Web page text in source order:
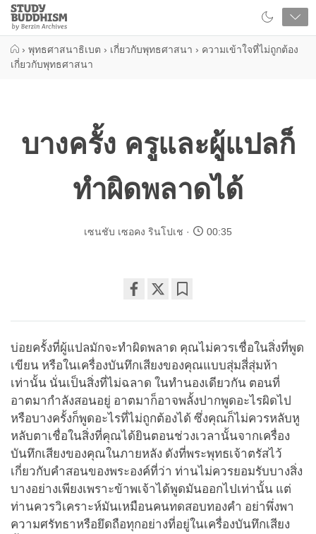
Close
Study
Buddhism
› พุทธศาสนาธิเบต › เกี่ยวกับพุทธศาสนา › ความเข้าใจที่ไม่ถูกต้อง
เกี่ยวกับพุทธศาสนา
บางครั้ง ครูและผู้แปลก็
ทำผิดพลาดได้
เซนชับ เซอคง รินโปเช 00:35
on
facebook
บ่อยครั้งที่ผู้แปลมักจะทำผิดพลาด คุณไม่ควรเชื่อในสิ่งที่พูด
เขียน หรือในเครื่องบันทึกเสียงของคุณแบบสุ่มสี่สุ่มห้า
เท่านั้น นั่นเป็นสิ่งที่ไม่ฉลาด ในทำนองเดียวกัน ตอนที่
อาตมากำลังสอนอยู่ อาตมาก็อาจพลั้งปากพูดอะไรผิดไป
หรือบางครั้งก็พูดอะไรที่ไม่ถูกต้องได้ ซึ่งคุณก็ไม่ควรหลับหู
หลับตาเชื่อในสิ่งที่คุณได้ยินตอนช่วงเวลานั้นจากเครื่อง
บันทึกเสียงของคุณในภายหลัง ดังที่พระพุทธเจ้าตรัสไว้
เกี่ยวกับคำสอนของพระองค์ที่ว่า ท่านไม่ควรยอมรับบางสิ่ง
บางอย่างเพียงเพราะข้าพเจ้าได้พูดมันออกไปเท่านั้น แต่
ท่านควรวิเคราะห์มันเหมือนคนทดสอบทองคำ อย่าพึ่งพา
ความศรัทธาหรือยึดถือทุกอย่างที่อยู่ในเครื่องบันทึกเสียง